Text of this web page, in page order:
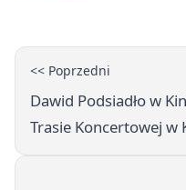
<< Poprzedni
Dawid Podsiadło w
Trasie Koncertowej w